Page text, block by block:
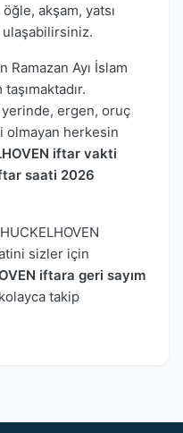
öğle, akşam, yatsı
Ramazan Ayı İslam
ergen, oruç
olmayan herkesin
iftar vakti
saati 2026
sizler için
iftara geri sayım
takip